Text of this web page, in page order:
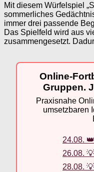
Mit diesem Würfelspiel
sommerliches
immer drei passende
Das Spielfeld wird aus
zusammengesetzt.
Online-
Gruppen.
Praxisnahe
umsetzbaren
24.08.
26.08.
28.08.